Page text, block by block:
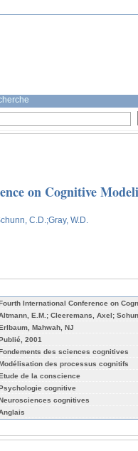
on Cognitive
C.D. ;Gray, W.D.
International Conference on
E.M.; Cleeremans, Axel;
Mahwah, NJ
2001
des sciences cognitives
des processus cognitifs
de la conscience
cognitive
cognitives